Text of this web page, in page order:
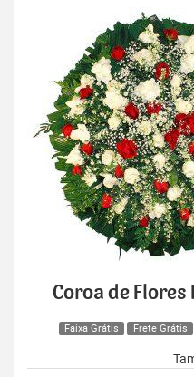
Coroa de
Faixa Grátis Frete Grátis